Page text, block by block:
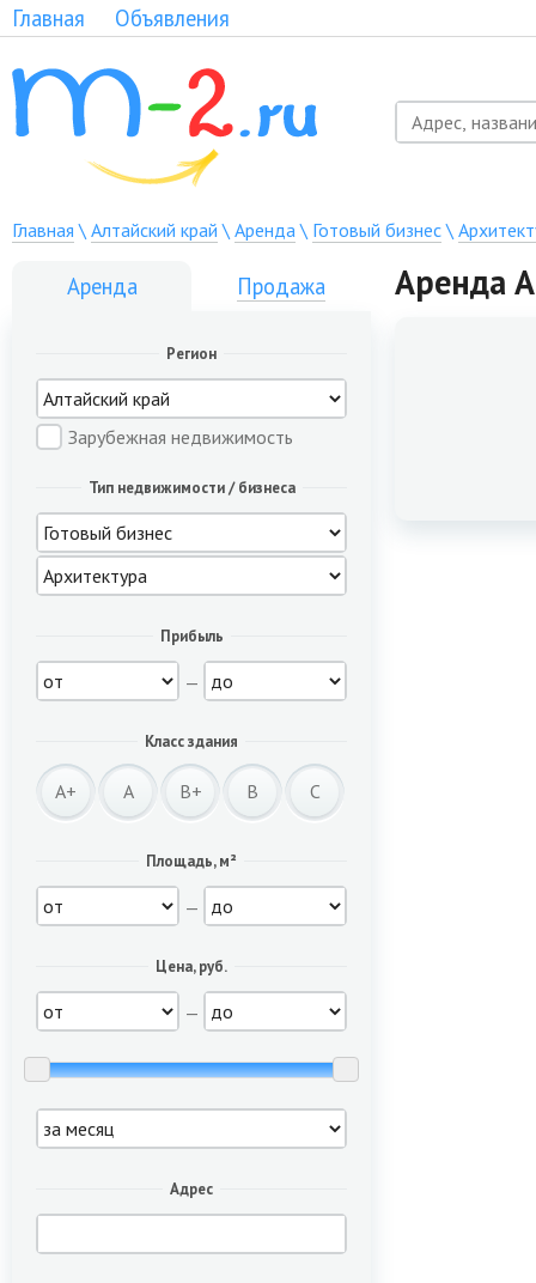
Главная Объявления
Главная \ Алтайский край \ Аренда\ Готовый бизнес\
Аренда Продажа
Регион
Зарубежная недвижимость
Тип недвижимости / бизнеса
Прибыль
—
Класс здания
A+ A B+ B C
Площадь, м²
—
Цена, руб.
—
Адрес
Аренда